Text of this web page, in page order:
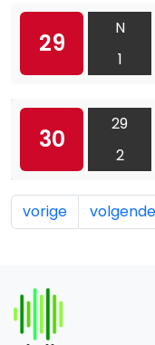
29
N
1
30
29
2
vorige volgende